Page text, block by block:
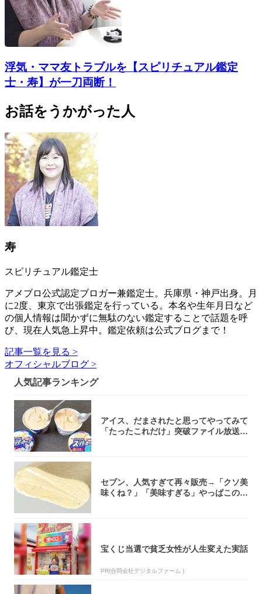
浮気・ママ友トラブルを【スピリチュアル鑑定
士・寿】が一刀両断！
お話をうかがった人
寿
スピリチュアル鑑定士
アメブロ公式認定ブロガー兼鑑定士。兵庫県・神戸出身。月
に2度、東京で出張鑑定を行っている。本名や生年月日など
の個人情報は聞かずに無駄のない鑑定することで話題を呼
び、現在人気急上昇中。鑑定依頼は公式ブログまで！
記事一覧を見る >
オフィシャルブログ >
人気記事ランキング
アイス、だまされたと思ってやってみて
「たったこれだけ」突破ファイル放送で
セブン、人気すぎて再々販売→「クソ美
味くね？」「美味すぎる」やっぱこのク
宝くじ当選で貧乏女性が人生変えた実話
PR(合同会社デジタルファーム )